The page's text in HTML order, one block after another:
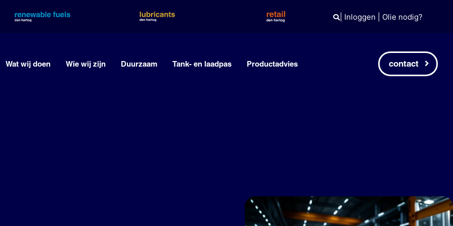
| Inloggen Olie nodig?
Wat wij doen Wie wij zijn Duurzaam Tank- en laadpas Productadvies contact